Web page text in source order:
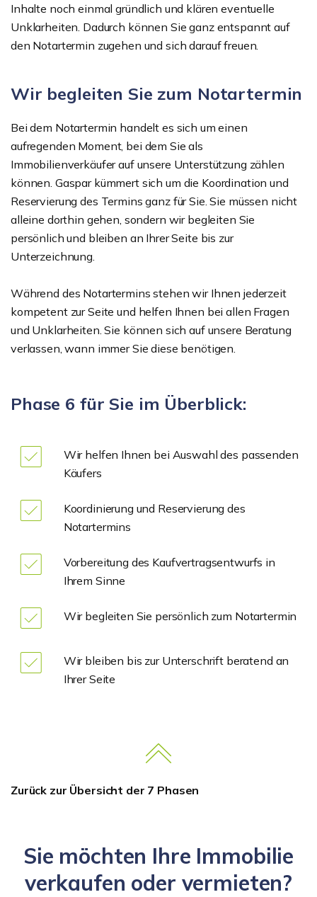
Inhalte noch einmal gründlich und klären eventuelle
Unklarheiten. Dadurch können Sie ganz entspannt auf
den Notartermin zugehen und sich darauf freuen.
Wir begleiten Sie zum Notartermin
Bei dem Notartermin handelt es sich um einen
aufregenden Moment, bei dem Sie als
Immobilienverkäufer auf unsere Unterstützung zählen
können. Gaspar kümmert sich um die Koordination und
Reservierung des Termins ganz für Sie. Sie müssen nicht
alleine dorthin gehen, sondern wir begleiten Sie
persönlich und bleiben an Ihrer Seite bis zur
Unterzeichnung.
Während des Notartermins stehen wir Ihnen jederzeit
kompetent zur Seite und helfen Ihnen bei allen Fragen
und Unklarheiten. Sie können sich auf unsere Beratung
verlassen, wann immer Sie diese benötigen.
Phase 6 für Sie im Überblick:
Wir helfen Ihnen bei Auswahl des passenden
Käufers
Koordinierung und Reservierung des
Notartermins
Vorbereitung des Kaufvertragsentwurfs in
Ihrem Sinne
Wir begleiten Sie persönlich zum Notartermin
Wir bleiben bis zur Unterschrift beratend an
Ihrer Seite
Zurück zur Übersicht der 7 Phasen
Sie möchten Ihre Immobilie
verkaufen oder vermieten?